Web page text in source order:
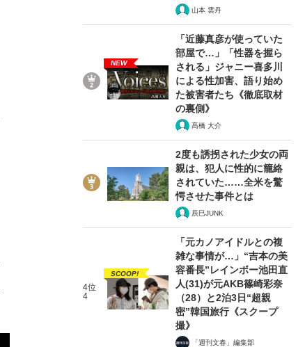
山本 雲丹
NEW
「近藤真彦が使っていた
部屋で…」「性器を握ら
される」ジャニー喜多川
による性加害、語り始め
た被害者たち《徹底取材
の裏側》
髙橋 大介
2度も誘拐された少女の両
親は、犯人に性的に籠絡
されていた……全米を驚
愕させた事件とは
辰巳JUNK
4位
4
SCOOP!
「元カノアイドルとの複
雑な事情が…」“吉本の美
容番長”レインボー池田直
人(31)が元AKB篠崎彩奈
（28）と2泊3日“超親
密”韓国旅行《スクープ
撮》
「週刊文春」編集部